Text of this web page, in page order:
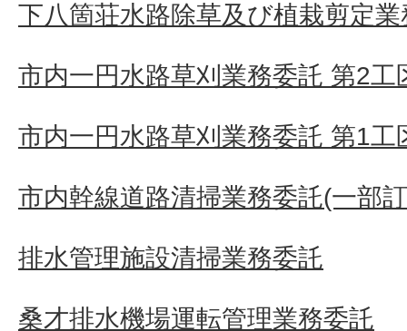
下八箇荘水路除草及び植栽剪定
市内一円水路草刈業務委託 第2工
市内一円水路草刈業務委託 第1工
市内幹線道路清掃業務委託(一部
排水管理施設清掃業務委託
桑才排水機場運転管理業務委託